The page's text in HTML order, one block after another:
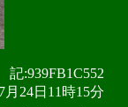
記:939FB1C552
月24日11時15分